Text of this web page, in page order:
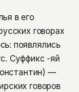
в его
говорах
появлялись
Суффикс -яй
—
говоров